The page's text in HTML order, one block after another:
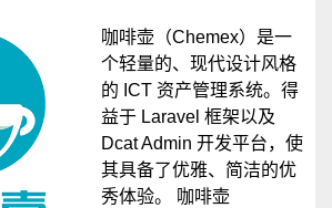
咖啡壶（Chemex）是一
个轻量的、现代设计风格
的 ICT 资产管理系统。得
益于 Laravel 框架以及
Dcat Admin 开发平台，使
其具备了优雅、简洁的优
秀体验。 咖啡壶